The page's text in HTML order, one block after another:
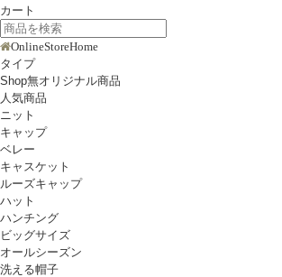
カート
OnlineStoreHome
タイプ
Shop無オリジナル商品
人気商品
ニット
キャップ
ベレー
キャスケット
ルーズキャップ
ハット
ハンチング
ビッグサイズ
オールシーズン
洗える帽子